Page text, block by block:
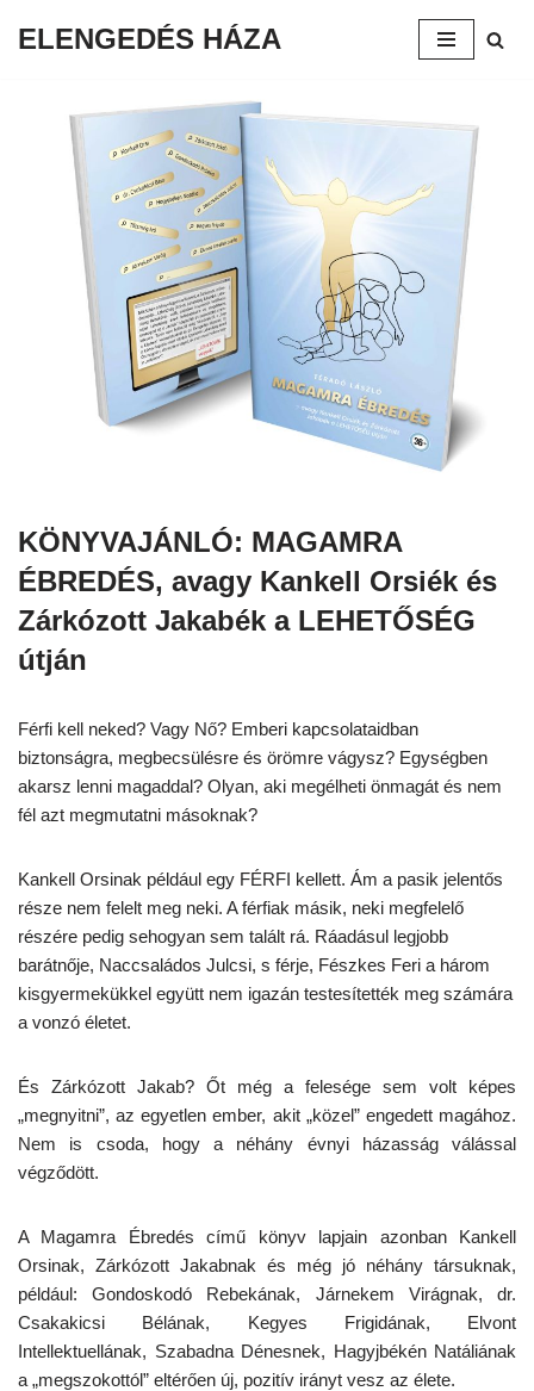
content
ELENGEDÉS HÁZA
KÖNYVAJÁNLÓ: MAGAMRA
ÉBREDÉS, avagy Kankell Orsiék és
Zárkózott Jakabék a LEHETŐSÉG
útján
Férfi kell neked? Vagy Nő? Emberi kapcsolataidban
biztonságra, megbecsülésre és örömre vágysz? Egységben
akarsz lenni magaddal? Olyan, aki megélheti önmagát és nem
fél azt megmutatni másoknak?
Kankell Orsinak például egy FÉRFI kellett. Ám a pasik jelentős
része nem felelt meg neki. A férfiak másik, neki megfelelő
részére pedig sehogyan sem talált rá. Ráadásul legjobb
barátnője, Naccsaládos Julcsi, s férje, Fészkes Feri a három
kisgyermekükkel együtt nem igazán testesítették meg számára
a vonzó életet.
És Zárkózott Jakab? Őt még a felesége sem volt képes
„megnyitni”, az egyetlen ember, akit „közel” engedett magához.
Nem is csoda, hogy a néhány évnyi házasság válással
végződött.
A Magamra Ébredés című könyv lapjain azonban Kankell
Orsinak, Zárkózott Jakabnak és még jó néhány társuknak,
például: Gondoskodó Rebekának, Járnekem Virágnak, dr.
Csakakicsi Bélának, Kegyes Frigidának, Elvont
Intellektuellának, Szabadna Dénesnek, Hagyjbékén Natáliának
a „megszokottól” eltérően új, pozitív irányt vesz az élete.